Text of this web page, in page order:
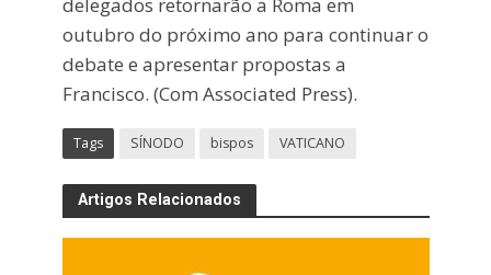
outubro do próximo ano para continuar o
debate e apresentar propostas a
Francisco. (Com Associated Press).
Tags SÍNODO bispos VATICANO
Artigos Relacionados